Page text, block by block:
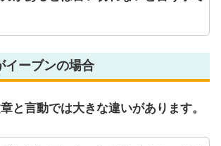
イーブンの場合
と言動では大きな違いがあります。